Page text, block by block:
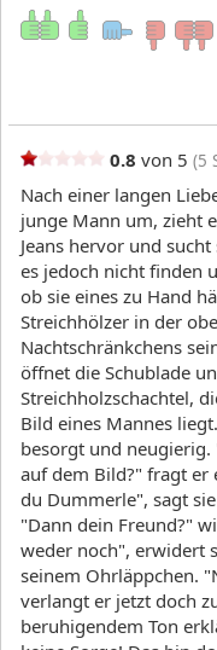
0.8 von 5 (5
Nach einer langen
junge Mann um, zieht
Jeans hervor und
es jedoch nicht finden
ob sie eines zu Hand
Streichhölzer in der
Nachtschränkchens
öffnet die Schublade
Streichholzschachtel,
Bild eines Mannes
besorgt und
auf dem Bild?" fragt er
du Dummerle", sagt
"Dann dein Freund?"
weder noch", erwidert
seinem Ohrläppchen.
verlangt er jetzt doch
beruhigendem Ton